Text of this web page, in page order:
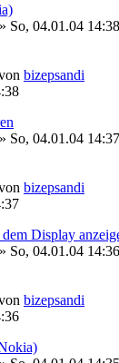
» So, 04.01.04 14:38
bizepsandi
» So, 04.01.04 14:37
bizepsandi
Display
» So, 04.01.04 14:36
bizepsandi